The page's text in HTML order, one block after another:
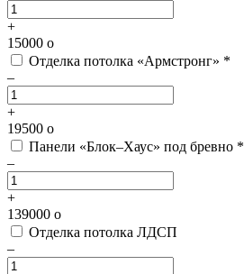
+
15000 o
Отделка потолка «Армстронг» *
–
+
19500 o
Панели «Блок–Хаус» под бревно *
–
+
139000 o
Отделка потолка ЛДСП
–